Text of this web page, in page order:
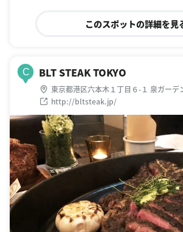
このスポットの詳細を見
C BLT STEAK TOKYO
東京都港区六本木１丁目６-１ 泉ガーデ
http://bltsteak.jp/